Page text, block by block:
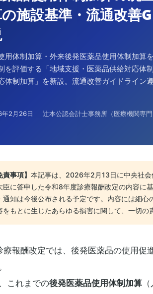
施設基準・流通改善
用体制加算・外来後発医薬品使用体制加算
を評価する「地域支援・医薬品供給対応体
体制加算」を新設。流通改善ガイドライン
2月26日 ｜ 辻本公認会計士事務所（医療機関専門
責事項】 本記事は、2026年2月13日に中央社
臣に答申した令和8年度診療報酬改定の内容に
通知は今後公布される予定です。内容には細心
をもとに生じたあらゆる損害に関して、一切の
療報酬改定では、後発医薬品の使用促
これまでの後発医薬品使用体制加算（